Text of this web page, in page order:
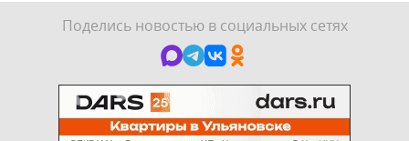
Поделись новостью в социальных сетях